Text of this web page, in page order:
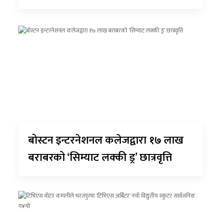
बोस्टन इन्टरनेशनल कलेजद्वारा १७ लाख
बराबरको ‘सिम्याट लक्की ड्र’ छात्रवृत्ति